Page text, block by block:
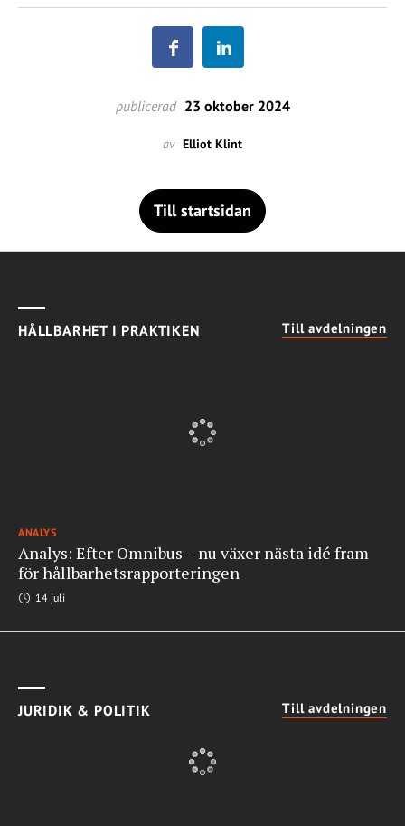
publicerad 23 oktober 2024
av Elliot Klint
Till startsidan
HÅLLBARHET I PRAKTIKEN Till avdelningen
ANALYS
Analys: Efter Omnibus – nu växer nästa idé fram
för hållbarhetsrapporteringen
14 juli
JURIDIK & POLITIK Till avdelningen